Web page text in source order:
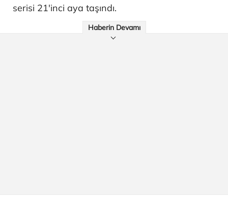
serisi 21'inci aya taşındı.
Haberin Devamı